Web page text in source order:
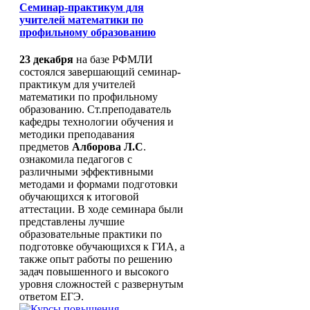
Эффективный руководитель
образования в РСО-Алания
образования в РСО-Алания
Развитие географического
образования в РСО-Алания
Наставничество
Подготовка кадров для системы
Семинар-практикум для
учителей математики по
профильному образованию
23 декабря на базе РФМЛИ
состоялся завершающий семинар-
практикум для учителей
математики по профильному
образованию. Ст.преподаватель
кафедры технологии обучения и
методики преподавания
предметов Алборова Л.С.
ознакомила педагогов с
различными эффективными
методами и формами подготовки
обучающихся к итоговой
аттестации. В ходе семинара были
представлены лучшие
образовательные практики по
подготовке обучающихся к ГИА, а
также опыт работы по решению
задач повышенного и высокого
уровня сложностей с развернутым
ответом ЕГЭ.